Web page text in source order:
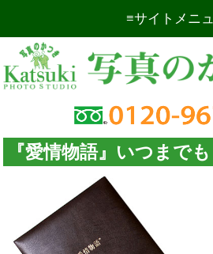
サイトメニ
証明写真
出張撮影
記念写真
商業写真
お問い合わせ
『愛情物語』いつまでも